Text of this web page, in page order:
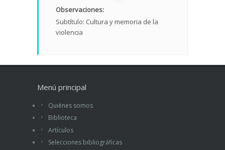
Observaciones:
Subtítulo: Cultura y memoria de la
violencia
Menú principal
Quiénes somos
Biblioteca
Artículos
Selecciones bibliográficas